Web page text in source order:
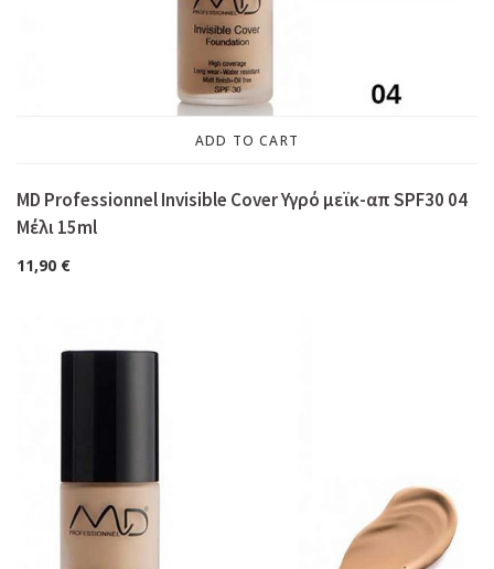
ADD TO CART
MD Professionnel Invisible Cover Υγρό μεϊκ-απ SPF30 04
Μέλι 15ml
11,90 €